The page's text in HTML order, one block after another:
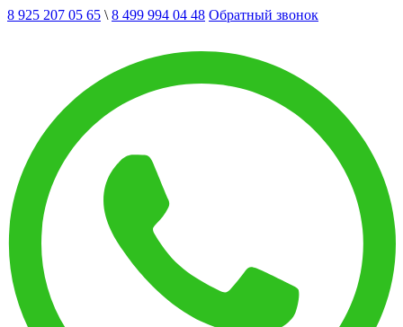
8 925 207 05 65 \ 8 499 994 04 48 Обратный звонок